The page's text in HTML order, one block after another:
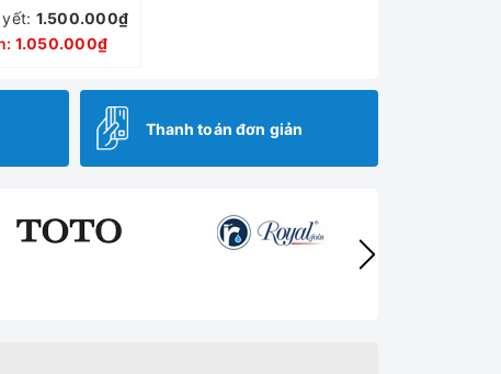
yết: 1.500.000₫
1.050.000₫
Thanh toán đơn giản